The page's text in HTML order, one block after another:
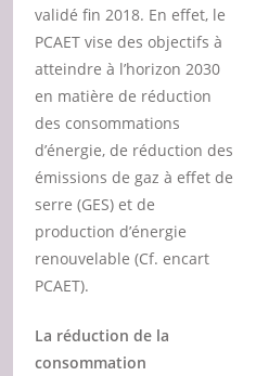
validé fin 2018. En effet, le
PCAET vise des objectifs à
atteindre à l’horizon 2030
en matière de réduction
des consommations
d’énergie, de réduction des
émissions de gaz à effet de
serre (GES) et de
production d’énergie
renouvelable (Cf. encart
PCAET).
La réduction de la
consommation